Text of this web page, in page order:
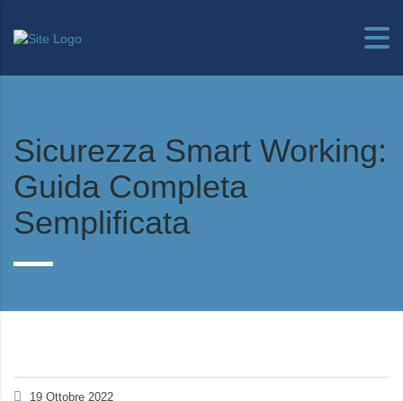
Sicurezza Smart Working:
Guida Completa
Semplificata
19 Ottobre 2022